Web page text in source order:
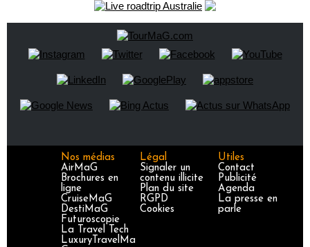
Nos médias
AirMaG
Brochures en
ligne
CruiseMaG
DestiMaG
Futuroscopie
La Travel Tech
LuxuryTravelMa
Légal
Signaler un
contenu illicite
Plan du site
RGPD
Cookies
Utiles
Contact
Publicité
Agenda
La presse en
parle